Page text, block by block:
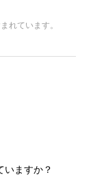
れています。
いますか？